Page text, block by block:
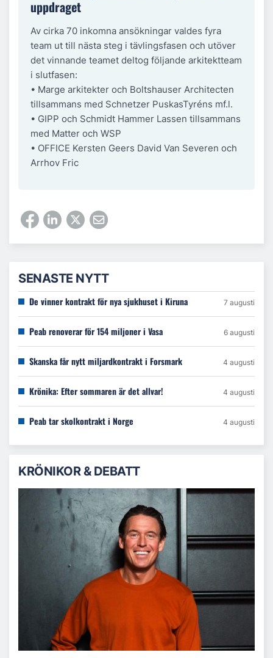
uppdraget
Av cirka 70 inkomna ansökningar valdes fyra
team ut till nästa steg i tävlingsfasen och utöver
det vinnande teamet deltog följande arkitektteam
i slutfasen:
• Marge arkitekter och Boltshauser Architecten
tillsammans med Schnetzer PuskasTyréns mf.l.
• GIPP och Schmidt Hammer Lassen tillsammans
med Matter och WSP
• OFFICE Kersten Geers David Van Severen och
Arrhov Fric
SENASTE NYTT
De vinner kontrakt för nya sjukhuset i Kiruna 7 augusti
Peab renoverar för 154 miljoner i Vasa 6 augusti
Skanska får nytt miljardkontrakt i Forsmark 4 augusti
Krönika: Efter sommaren är det allvar! 4 augusti
Peab tar skolkontrakt i Norge 4 augusti
KRÖNIKOR & DEBATT